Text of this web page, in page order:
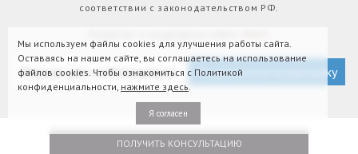
соответствии с законодательством РФ.
Версия для слабовидящих Подписаться на рассылку
ПОЛУЧИТЬ КОНСУЛЬТАЦИЮ
Мы используем файлы cookies для улучшения работы сайта.
Оставаясь на нашем сайте, вы соглашаетесь на использование
файлов cookies. Чтобы ознакомиться с Политикой
конфиденциальности, нажмите здесь.
Я согласен